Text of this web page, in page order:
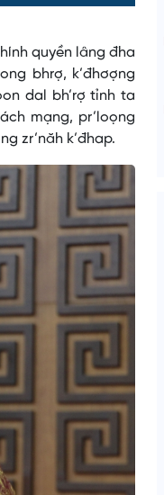
quyền lâng đha
bhrợ, k’đhơợng
dal bh’rợ tỉnh ta
mạng, pr’loọng
zr’năh k’đhap.